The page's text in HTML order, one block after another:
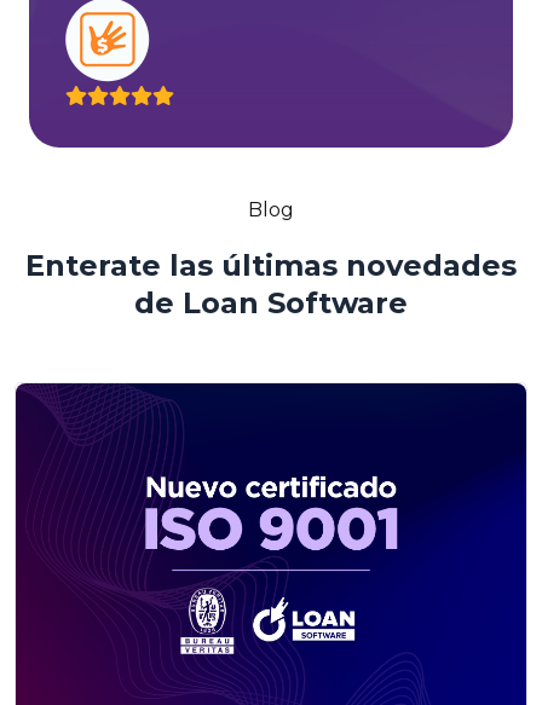
Blog
Enterate las últimas novedades
de Loan Software